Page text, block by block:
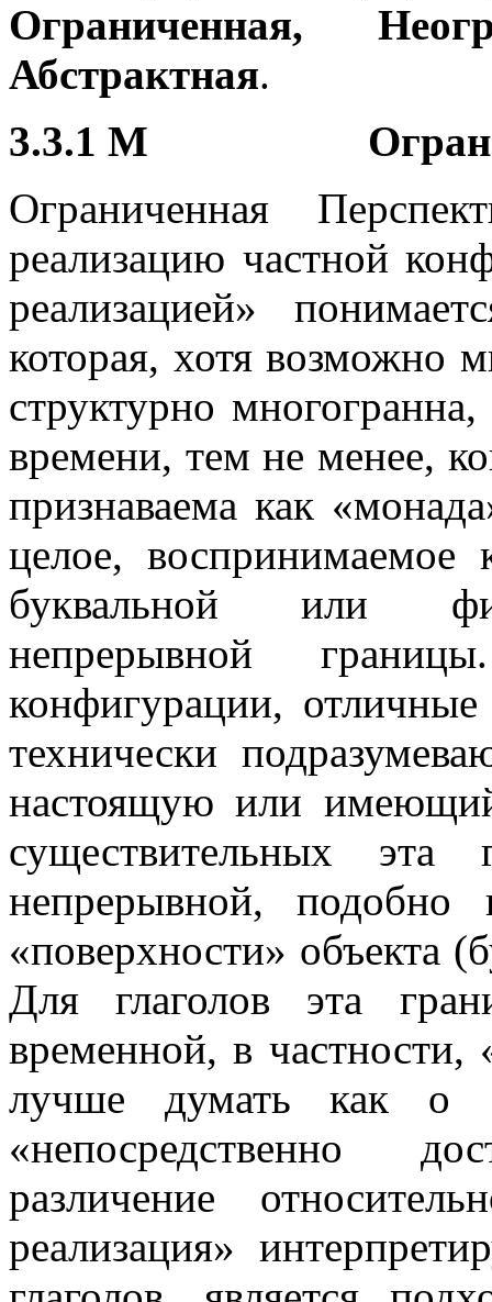
Ограниченная,
Абстрактная.
3.3.1 M
Ограниченная
реализацию частной
реализацией»
которая, хотя возможно
структурно
времени, тем не менее,
признаваема как
целое, воспринимаемое
буквальной или
непрерывной
конфигурации,
технически
настоящую или
существительных эта
непрерывной, подобно
«поверхности» объекта
Для глаголов эта
временной, в
лучше думать как о
«непосредственно
различение
реализация»